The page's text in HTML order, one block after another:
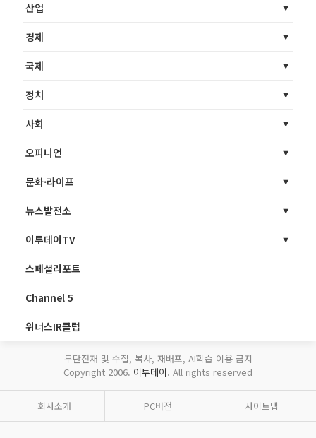
산업
경제
국제
정치
사회
오피니언
문화·라이프
뉴스발전소
이투데이TV
스페셜리포트
Channel 5
위너스IR클럽
무단전재 및 수집, 복사, 재배포, AI학습 이용 금지
Copyright 2006. 이투데이. All rights reserved
회사소개 PC버전 사이트맵